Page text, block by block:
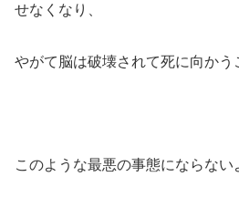
せなくなり、
やがて脳は破壊されて死に向かう
このような最悪の事態にならない